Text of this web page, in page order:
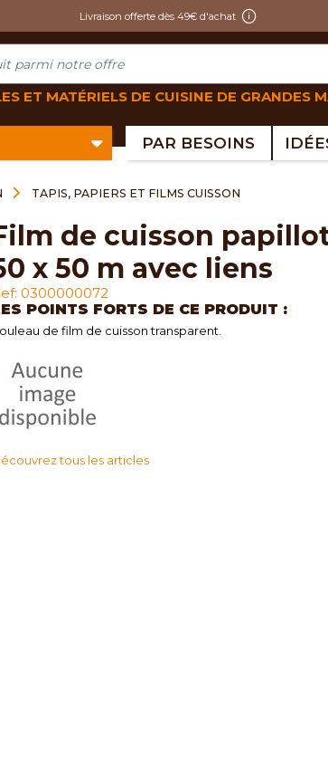
Livraison offerte dès 49€ d'achat
ET MATÉRIELS DE CUISINE DE GRANDES
PAR BESOINS
TAPIS, PAPIERS ET FILMS CUISSON
x 50 m avec liens
0300000072
POINTS FORTS DE CE PRODUIT :
de film de cuisson transparent.
tous les articles